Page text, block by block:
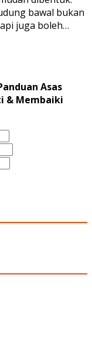
bawal bukan
juga boleh…
Asas
& Membaiki